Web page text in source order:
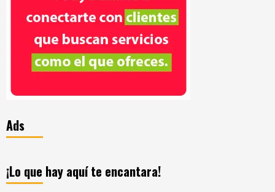
Ads
¡Lo que hay aquí te encantara!